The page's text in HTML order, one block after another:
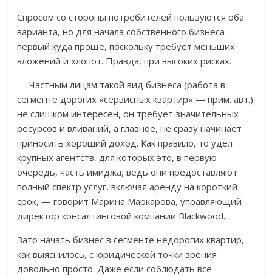
Спросом со стороны потребителей пользуются оба
варианта, но для начала собственного бизнеса
первый куда проще, поскольку требует меньших
вложений и хлопот. Правда, при высоких рисках.
— Частным лицам такой вид бизнеса (работа в
сегменте дорогих «сервисных квартир» — прим. авт.)
не слишком интересен, он требует значительных
ресурсов и вливаний, а главное, не сразу начинает
приносить хороший доход. Как правило, то удел
крупных агентств, для которых это, в первую
очередь, часть имиджа, ведь они предоставляют
полный спектр услуг, включая аренду на короткий
срок, — говорит Марина Маркарова, управляющий
директор консалтинговой компании Blackwood.
Зато начать бизнес в сегменте недорогих квартир,
как выяснилось, с юридической точки зрения
довольно просто. Даже если соблюдать все